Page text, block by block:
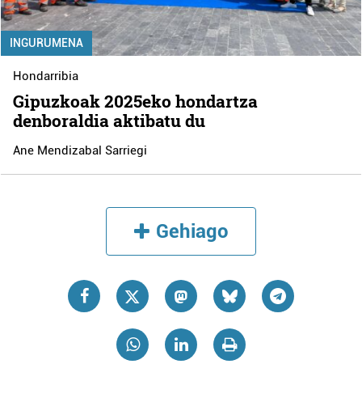
INGURUMENA
Hondarribia
Gipuzkoak 2025eko hondartza
denboraldia aktibatu du
Ane Mendizabal Sarriegi
Gehiago